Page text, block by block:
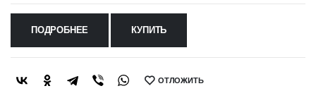
ПОДРОБНЕЕ КУПИТЬ
SHARE: ОТЛОЖИТЬ